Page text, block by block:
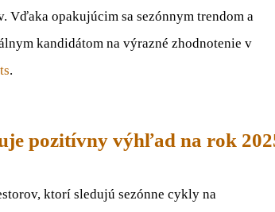
opakujúcim sa sezónnym trendom a
kandidátom na výrazné zhodnotenie v
.
pozitívny výhľad na rok
ktorí sledujú sezónne cykly na